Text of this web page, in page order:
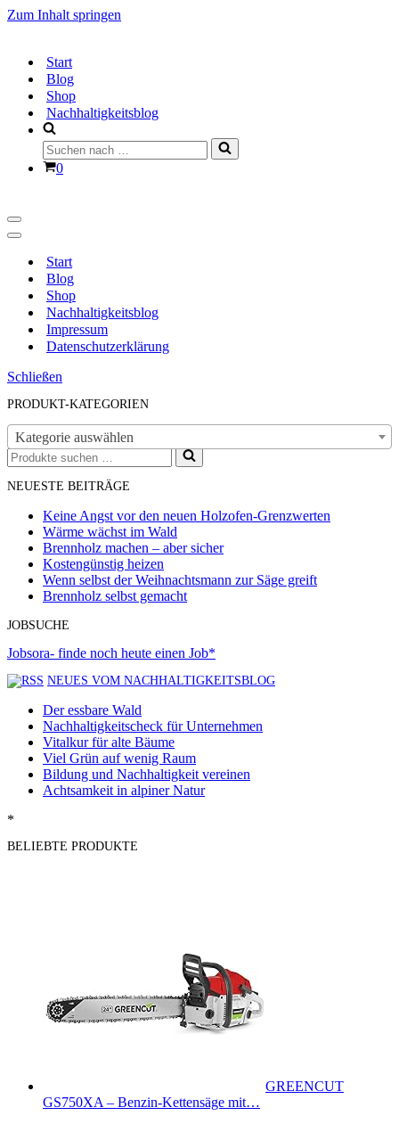
Zum Inhalt springen
Start
Blog
Shop
Nachhaltigkeitsblog
Suchen
nach …
Warenkorb
0
Navigationsmenü
Navigationsmenü
Start
Blog
Shop
Nachhaltigkeitsblog
Impressum
Datenschutzerklärung
Schließen
PRODUKT-KATEGORIEN
Kategorie auswählen
Suchen
nach …
NEUESTE BEITRÄGE
Keine Angst vor den neuen Holzofen-Grenzwerten
Wärme wächst im Wald
Brennholz machen – aber sicher
Kostengünstig heizen
Wenn selbst der Weihnachtsmann zur Säge greift
Brennholz selbst gemacht
JOBSUCHE
Jobsora- finde noch heute einen Job*
NEUES VOM NACHHALTIGKEITSBLOG
Der essbare Wald
Nachhaltigkeitscheck für Unternehmen
Vitalkur für alte Bäume
Viel Grün auf wenig Raum
Bildung und Nachhaltigkeit vereinen
Achtsamkeit in alpiner Natur
*
BELIEBTE PRODUKTE
GREENCUT
GS750XA – Benzin-Kettensäge mit…